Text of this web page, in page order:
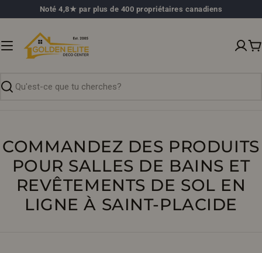
au
Noté 4,8★ par plus de 400 propriétaires canadiens
Recherche
COMMANDEZ DES PRODUITS
POUR SALLES DE BAINS ET
REVÊTEMENTS DE SOL EN
LIGNE À SAINT-PLACIDE